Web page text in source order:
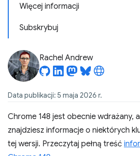
Więcej informacji
Subskrybuj
Rachel Andrew
Data publikacji: 5 maja 2026 r.
Chrome 148 jest obecnie wdrażany,
znajdziesz informacje o niektórych
tej wersji. Przeczytaj pełną treść